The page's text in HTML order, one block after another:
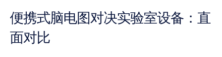
便携式脑电图对决实验室设备：直
面对比